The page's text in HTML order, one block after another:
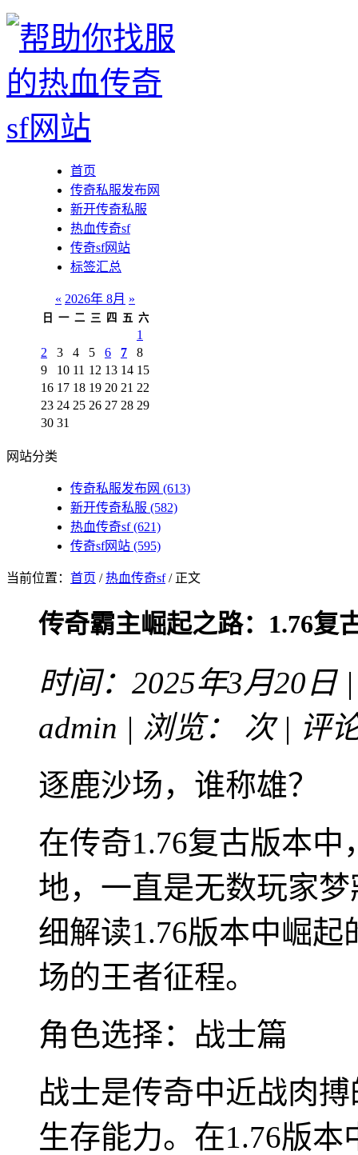
首页
传奇私服发布网
新开传奇私服
热血传奇sf
传奇sf网站
标签汇总
« 2026年 8月 »
日 一 二 三 四 五 六
1
2
3 4 5 6 7
8
9
10 11 12 13 14 15
16 17 18 19 20 21 22
23 24 25 26 27 28 29
30 31
网站分类
传奇私服发布网 (613)
新开传奇私服 (582)
热血传奇sf(621)
传奇sf网站 (595)
当前位置： 首页 /热血传奇sf/ 正文
传奇霸主崛起之路：1.76复
时间：2025年3月20日
admin | 浏览：
次 | 评
逐鹿沙场，谁称雄？
在传奇1.76复古版本
地，一直是无数玩家
细解读1.76版本中崛
场的王者征程。
角色选择：战士篇
战士是传奇中近战肉
生存能力。在1.76版